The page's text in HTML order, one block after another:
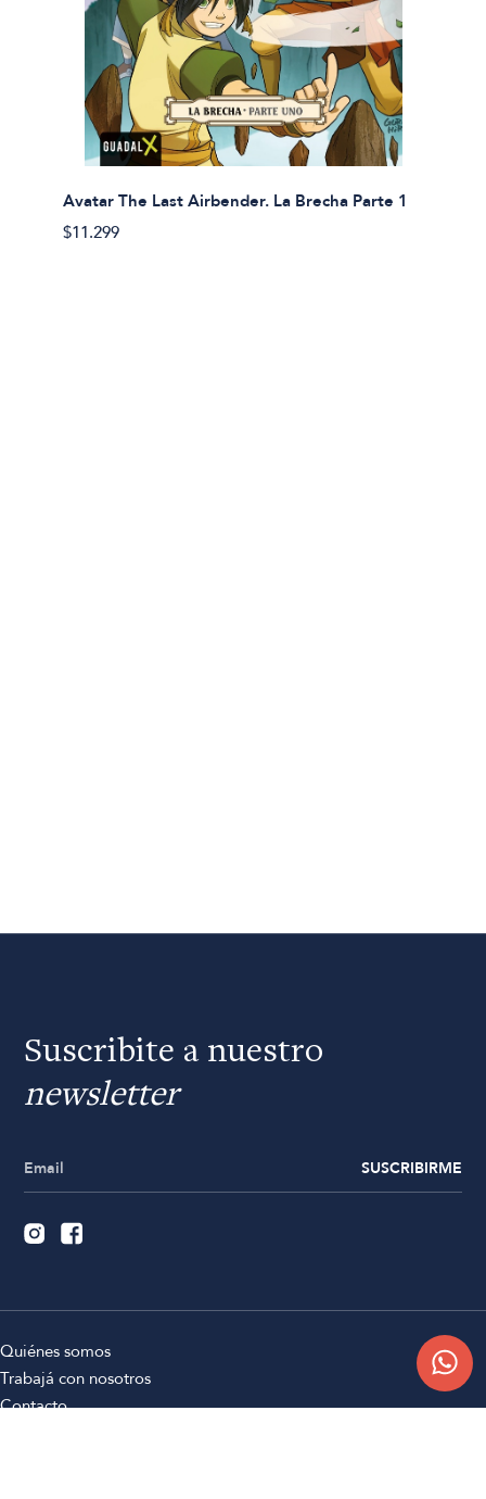
Avatar The Last Airbender. La Brecha Parte 1
$11.299
Suscribite a nuestro
newsletter
SUSCRIBIRME
Quiénes somos
Trabajá con nosotros
Contacto